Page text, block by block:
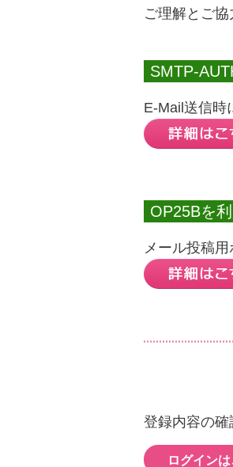
ご理解とご協
SMTP-
E-Mail送信時
OP25Bを
メール投稿
登録内容の確
ログイン